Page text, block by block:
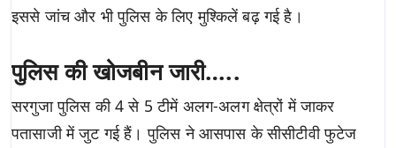
इससे जांच और भी पुलिस के लिए मुश्किलें बढ़ गई है।
पुलिस की खोजबीन जारी…..
सरगुजा पुलिस की 4 से 5 टीमें अलग-अलग क्षेत्रों में जाकर
पतासाजी में जुट गई हैं। पुलिस ने आसपास के सीसीटीवी फुटेज